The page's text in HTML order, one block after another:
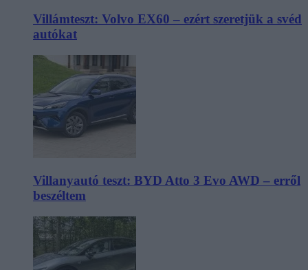
Villámteszt: Volvo EX60 – ezért szeretjük a svéd
autókat
Villanyautó teszt: BYD Atto 3 Evo AWD – erről
beszéltem